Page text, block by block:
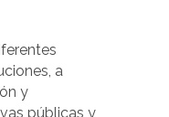
a
y
públicas y